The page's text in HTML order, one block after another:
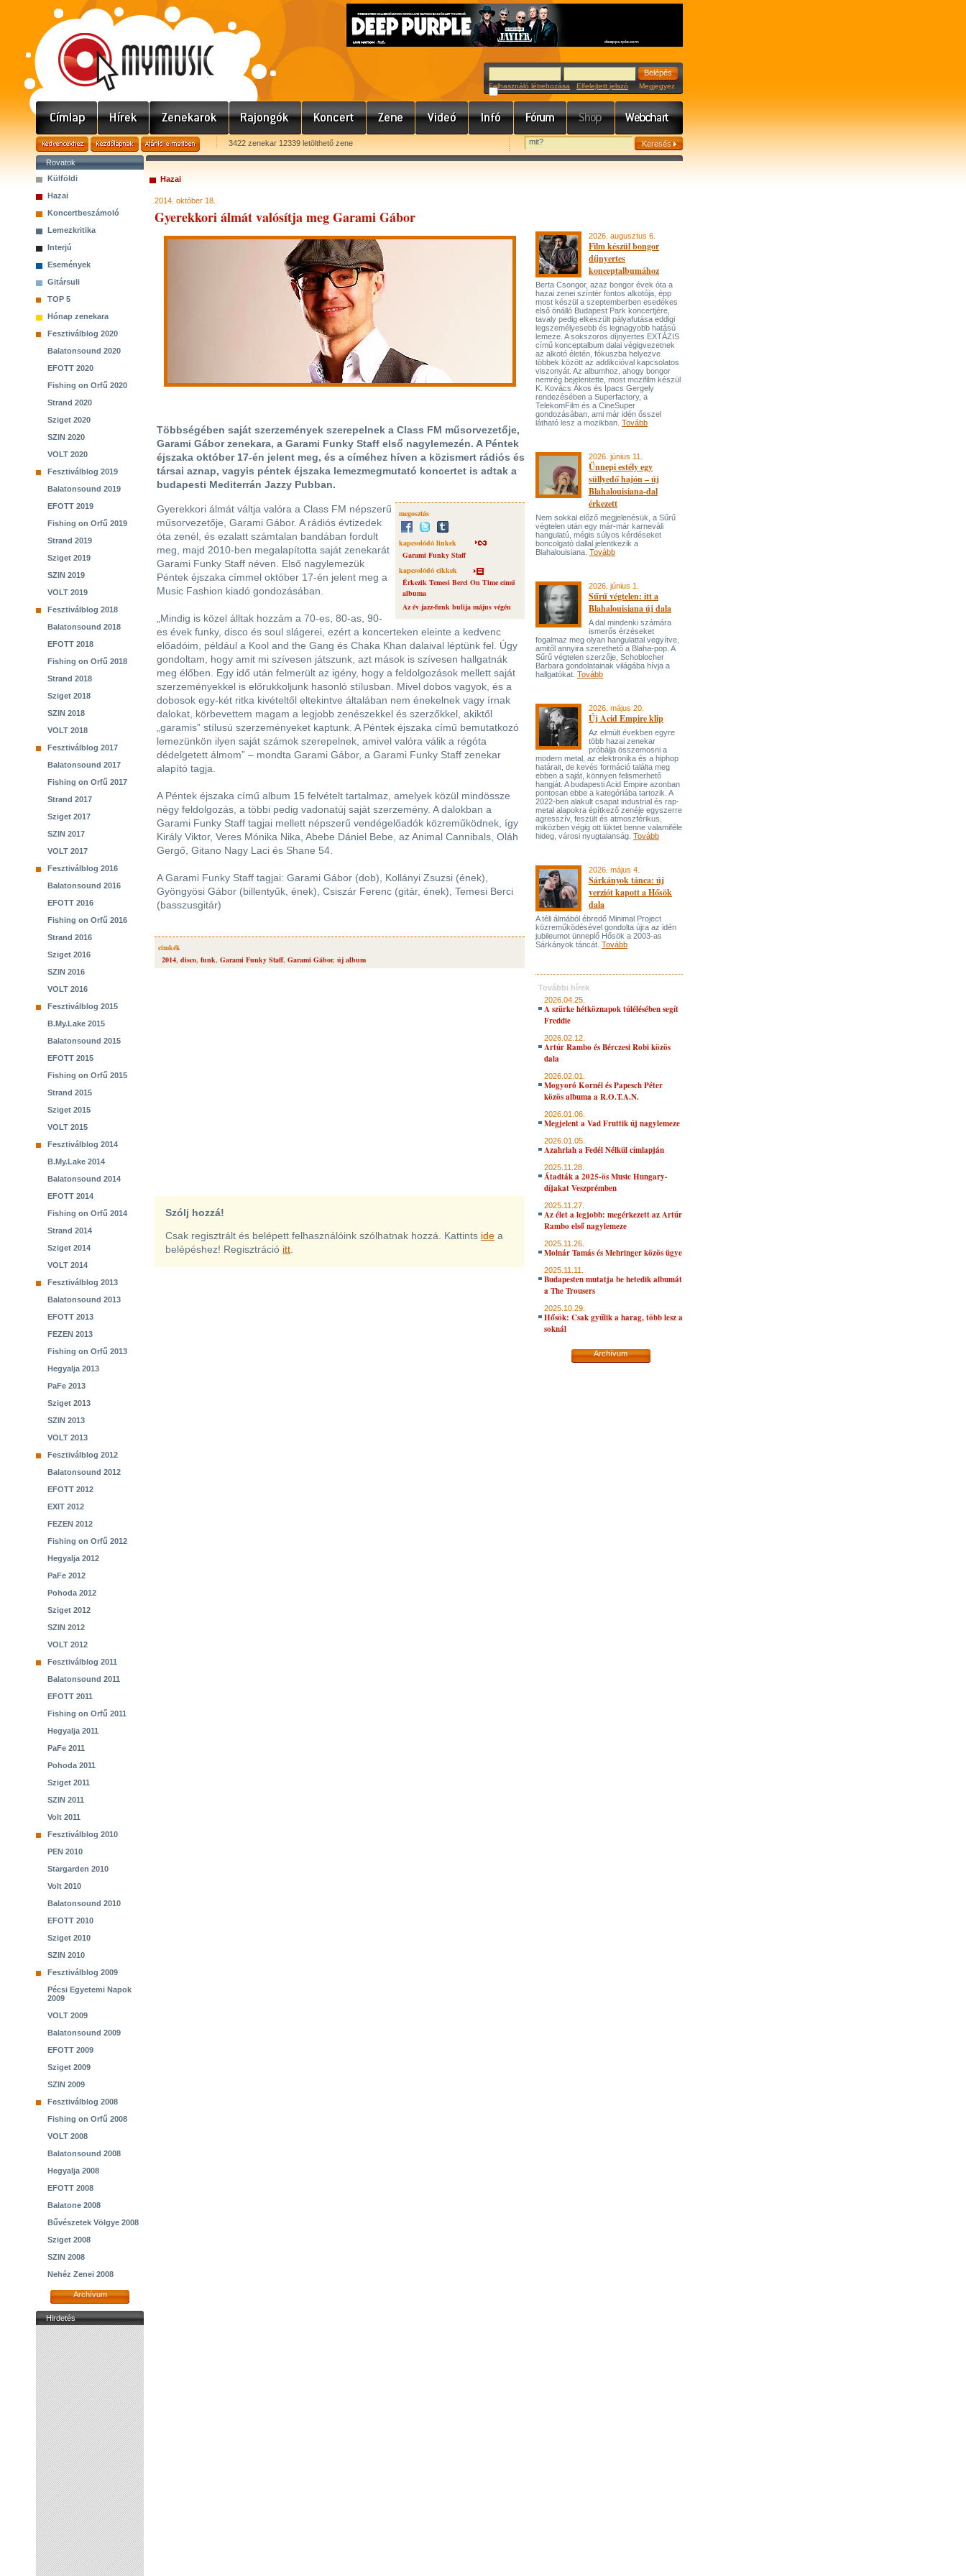
Felhasználó létrehozása Elfelejtett jelszó Megjegyez
3422 zenekar 12339 letölthető zene
Rovatok
Külföldi
Hazai
Koncertbeszámoló
Lemezkritika
Interjú
Események
Gitársuli
TOP 5
Hónap zenekara
Fesztiválblog 2020
Balatonsound 2020
EFOTT 2020
Fishing on Orfű 2020
Strand 2020
Sziget 2020
SZIN 2020
VOLT 2020
Fesztiválblog 2019
Balatonsound 2019
EFOTT 2019
Fishing on Orfű 2019
Strand 2019
Sziget 2019
SZIN 2019
VOLT 2019
Fesztiválblog 2018
Balatonsound 2018
EFOTT 2018
Fishing on Orfű 2018
Strand 2018
Sziget 2018
SZIN 2018
VOLT 2018
Fesztiválblog 2017
Balatonsound 2017
Fishing on Orfű 2017
Strand 2017
Sziget 2017
SZIN 2017
VOLT 2017
Fesztiválblog 2016
Balatonsound 2016
EFOTT 2016
Fishing on Orfű 2016
Strand 2016
Sziget 2016
SZIN 2016
VOLT 2016
Fesztiválblog 2015
B.My.Lake 2015
Balatonsound 2015
EFOTT 2015
Fishing on Orfű 2015
Strand 2015
Sziget 2015
VOLT 2015
Fesztiválblog 2014
B.My.Lake 2014
Balatonsound 2014
EFOTT 2014
Fishing on Orfű 2014
Strand 2014
Sziget 2014
VOLT 2014
Fesztiválblog 2013
Balatonsound 2013
EFOTT 2013
FEZEN 2013
Fishing on Orfű 2013
Hegyalja 2013
PaFe 2013
Sziget 2013
SZIN 2013
VOLT 2013
Fesztiválblog 2012
Balatonsound 2012
EFOTT 2012
EXIT 2012
FEZEN 2012
Fishing on Orfű 2012
Hegyalja 2012
PaFe 2012
Pohoda 2012
Sziget 2012
SZIN 2012
VOLT 2012
Fesztiválblog 2011
Balatonsound 2011
EFOTT 2011
Fishing on Orfű 2011
Hegyalja 2011
PaFe 2011
Pohoda 2011
Sziget 2011
SZIN 2011
Volt 2011
Fesztiválblog 2010
PEN 2010
Stargarden 2010
Volt 2010
Balatonsound 2010
EFOTT 2010
Sziget 2010
SZIN 2010
Fesztiválblog 2009
Pécsi Egyetemi Napok
2009
VOLT 2009
Balatonsound 2009
EFOTT 2009
Sziget 2009
SZIN 2009
Fesztiválblog 2008
Fishing on Orfű 2008
VOLT 2008
Balatonsound 2008
Hegyalja 2008
EFOTT 2008
Balatone 2008
Bűvészetek Völgye 2008
Sziget 2008
SZIN 2008
Nehéz Zenei 2008
Archívum
Hirdetés
Hazai
2014. október 18.
Gyerekkori álmát valósítja meg Garami Gábor
Többségében saját szerzemények szerepelnek a Class FM műsorvezetője,
Garami Gábor zenekara, a Garami Funky Staff első nagylemezén. A Péntek
éjszaka október 17-én jelent meg, és a címéhez híven a közismert rádiós és
társai aznap, vagyis péntek éjszaka lemezmegmutató koncertet is adtak a
budapesti Mediterrán Jazzy Pubban.
megosztás
kapcsolódó linkek
Garami Funky Staff
kapcsolódó cikkek
Érkezik Temesi Berci On Time című
albuma
Az év jazz-funk bulija május végén
Gyerekkori álmát váltja valóra a Class FM népszerű
műsorvezetője, Garami Gábor. A rádiós évtizedek
óta zenél, és ezalatt számtalan bandában fordult
meg, majd 2010-ben megalapította saját zenekarát
Garami Funky Staff néven. Első nagylemezük
Péntek éjszaka címmel október 17-én jelent meg a
Music Fashion kiadó gondozásában.
„Mindig is közel álltak hozzám a 70-es, 80-as, 90-
es évek funky, disco és soul slágerei, ezért a koncerteken eleinte a kedvenc
előadóim, például a Kool and the Gang és Chaka Khan dalaival léptünk fel. Úgy
gondoltam, hogy amit mi szívesen játszunk, azt mások is szívesen hallgatnák
meg élőben. Egy idő után felmerült az igény, hogy a feldolgozások mellett saját
szerzeményekkel is előrukkoljunk hasonló stílusban. Mivel dobos vagyok, és a
dobosok egy-két ritka kivételtől eltekintve általában nem énekelnek vagy írnak
dalokat, körbevettem magam a legjobb zenészekkel és szerzőkkel, akiktől
„garamis” stílusú szerzeményeket kaptunk. A Péntek éjszaka című bemutatkozó
lemezünkön ilyen saját számok szerepelnek, amivel valóra válik a régóta
dédelgetett álmom” – mondta Garami Gábor, a Garami Funky Staff zenekar
alapító tagja.
A Péntek éjszaka című album 15 felvételt tartalmaz, amelyek közül mindössze
négy feldolgozás, a többi pedig vadonatúj saját szerzemény. A dalokban a
Garami Funky Staff tagjai mellett népszerű vendégelőadók közreműködnek, így
Király Viktor, Veres Mónika Nika, Abebe Dániel Bebe, az Animal Cannibals, Oláh
Gergő, Gitano Nagy Laci és Shane 54.
A Garami Funky Staff tagjai: Garami Gábor (dob), Kollányi Zsuzsi (ének),
Gyöngyösi Gábor (billentyűk, ének), Csiszár Ferenc (gitár, ének), Temesi Berci
(basszusgitár)
cimkék
2014, disco, funk, Garami Funky Staff, Garami Gábor, új album
Szólj hozzá!
Csak regisztrált és belépett felhasználóink szólhatnak hozzá. Kattints ide a
belépéshez! Regisztráció itt
2026. augusztus 6.
Film készül bongor
díjnyertes
konceptalbumához
Berta Csongor, azaz bongor évek óta a
hazai zenei színtér fontos alkotója, épp
most készül a szeptemberben esedékes
első önálló Budapest Park koncertjére,
tavaly pedig elkészült pályafutása eddigi
legszemélyesebb és legnagyobb hatású
lemeze. A sokszoros díjnyertes EXTÁZIS
című konceptalbum dalai végigvezetnek
az alkotó életén, fókuszba helyezve
többek között az addikcióval kapcsolatos
viszonyát. Az albumhoz, ahogy bongor
nemrég bejelentette, most mozifilm készül
K. Kovács Ákos és Ipacs Gergely
rendezésében a Superfactory, a
TelekomFilm és a CineSuper
gondozásában, ami már idén ősszel
látható lesz a mozikban. Tovább
2026. június 11.
Ünnepi estély egy
süllyedő hajón – új
Blahalouisiana-dal
érkezett
Nem sokkal előző megjelenésük, a Sűrű
végtelen után egy már-már karneváli
hangulatú, mégis súlyos kérdéseket
boncolgató dallal jelentkezik a
Blahalouisiana. Tovább
2026. június 1.
Sűrű végtelen: itt a
Blahalouisiana új dala
A dal mindenki számára
ismerős érzéseket
fogalmaz meg olyan hangulattal vegyítve,
amitől annyira szerethető a Blaha-pop. A
Sűrű végtelen szerzője, Schoblocher
Barbara gondolatainak világába hívja a
hallgatókat. Tovább
2026. május 20.
Új Acid Empire klip
Az elmúlt években egyre
több hazai zenekar
próbálja összemosni a
modern metal, az elektronika és a hiphop
határait, de kevés formáció találta meg
ebben a saját, könnyen felismerhető
hangját. A budapesti Acid Empire azonban
pontosan ebbe a kategóriába tartozik. A
2022-ben alakult csapat industrial és rap-
metal alapokra építkező zenéje egyszerre
agresszív, feszült és atmoszférikus,
miközben végig ott lüktet benne valamiféle
hideg, városi nyugtalanság. Tovább
2026. május 4.
Sárkányok tánca: új
verziót kapott a Hősök
dala
A téli álmából ébredő Minimal Project
közreműködésével gondolta újra az idén
jubileumot ünneplő Hősök a 2003-as
Sárkányok táncát. Tovább
További hírek
2026.04.25.
A szürke hétköznapok túlélésében segít
Freddie
2026.02.12.
Artúr Rambo és Bérczesi Robi közös
dala
2026.02.01.
Mogyoró Kornél és Papesch Péter
közös albuma a R.O.T.A.N.
2026.01.06.
Megjelent a Vad Fruttik új nagylemeze
2026.01.05.
Azahriah a Fedél Nélkül címlapján
2025.11.28.
Átadták a 2025-ös Music Hungary-
díjakat Veszprémben
2025.11.27.
Az élet a legjobb: megérkezett az Artúr
Rambo első nagylemeze
2025.11.26.
Molnár Tamás és Mehringer közös ügye
2025.11.11.
Budapesten mutatja be hetedik albumát
a The Trousers
2025.10.29.
Hősök: Csak gyűlik a harag, több lesz a
soknál
Archívum